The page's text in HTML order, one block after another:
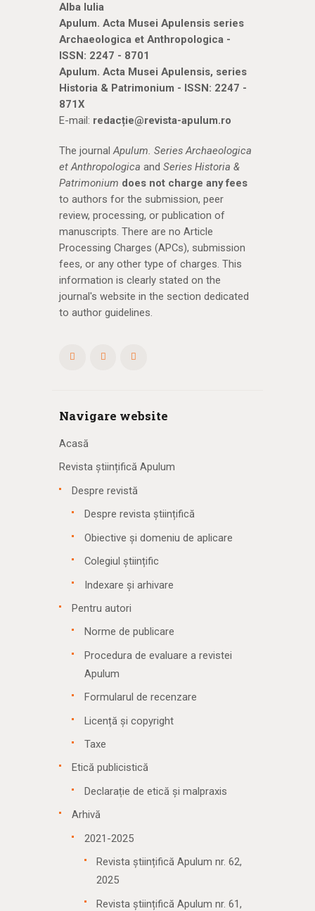
Alba Iulia
Apulum. Acta Musei Apulensis series
Archaeologica et Anthropologica -
ISSN: 2247 - 8701
Apulum. Acta Musei Apulensis, series
Historia & Patrimonium - ISSN: 2247 -
871X
E-mail: redacție@revista-apulum.ro
The journalApulum. Series Archaeologica
et Anthropologica and Series Historia &
Patrimonium does not charge any fees
to authors for the submission, peer
review, processing, or publication of
manuscripts. There are no Article
Processing Charges (APCs), submission
fees, or any other type of charges. This
information is clearly stated on the
journal's website in the section dedicated
to author guidelines.
Navigare website
Acasă
Revista științifică Apulum
Despre revistă
Despre revista științifică
Obiective și domeniu de aplicare
Colegiul științific
Indexare și arhivare
Pentru autori
Norme de publicare
Procedura de evaluare a revistei
Apulum
Formularul de recenzare
Licență și copyright
Taxe
Etică publicistică
Declarație de etică și malpraxis
Arhivă
2021-2025
Revista științifică Apulum nr. 62,
2025
Revista științifică Apulum nr. 61,